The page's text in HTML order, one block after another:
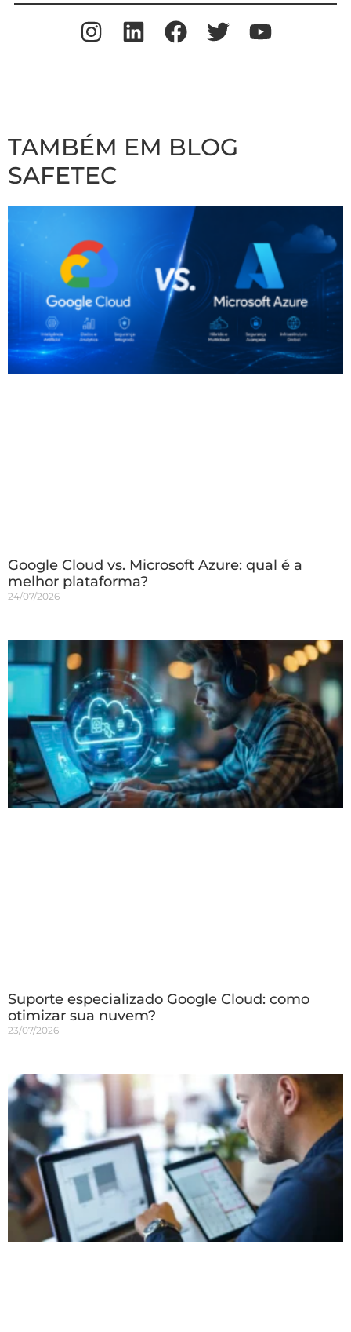
TAMBÉM EM BLOG
SAFETEC
Google Cloud vs. Microsoft Azure: qual é a
melhor plataforma?
24/07/2026
Suporte especializado Google Cloud: como
otimizar sua nuvem?
23/07/2026